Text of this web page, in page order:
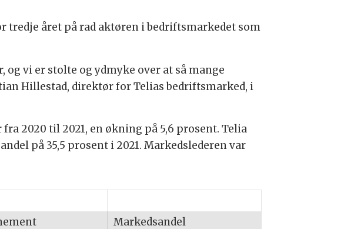
tredje året på rad aktøren i bedriftsmarkedet som
vi er stolte og ydmyke over at så mange
Hillestad, direktør for Telias bedriftsmarked, i
2020 til 2021, en økning på 5,6 prosent. Telia
på 35,5 prosent i 2021. Markedslederen var
Markedsandel